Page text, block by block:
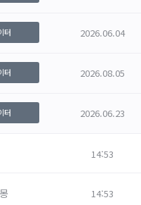
터 2026.06.04
터 2026.08.05
터 2026.06.23
14:53
14:53